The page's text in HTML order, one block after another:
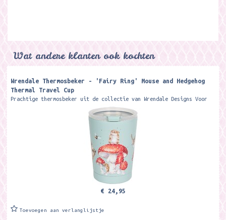
Wat andere klanten ook kochten
Wrendale Thermosbeker - 'Fairy Ring' Mouse and Hedgehog
Thermal Travel Cup
Prachtige thermosbeker uit de collectie van Wrendale Designs Voor
het urenlang warm of koud houden van jouw dranken. Sluit met
€ 24,95
Toevoegen aan verlanglijstje